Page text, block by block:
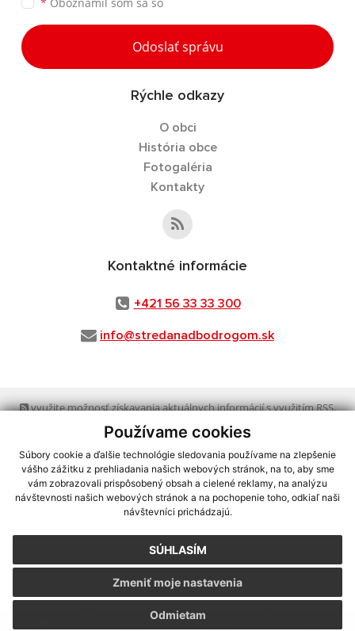
Používame cookies
Súbory cookie a ďalšie technológie sledovania používame na zlepšenie
vášho zážitku z prehliadania našich webových stránok, na to, aby sme
vám zobrazovali prispôsobený obsah a cielené reklamy, na analýzu
návštevnosti našich webových stránok a na pochopenie toho, odkiaľ naši
návštevníci prichádzajú.
SÚHLASÍM
Odmietam
Zmeniť moje nastavenia
Odoslať správu
Rýchle odkazy
O obci
História obce
Fotogaléria
Kontakty
Kontaktné informácie
+421 56 33 33 300
info@stredanadbodrogom.sk
využite možnosť získavania aktuálnych informácií s využitím RSS,
CMS systém (redakčný) systém ECHELON 2, Mapa stránok
webex.digital, s.r.o.,domény,registrácia domény
spoločnosť webex.digital, s.r.o.,technický prevádzkovateľ
Posledná aktualizácia:30.07.2026
Vytlačiť stránku|Vyhlásenie o prístupnosti
webdesign